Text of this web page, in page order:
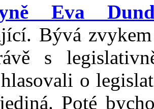
Eva
Bývá
s
o
Poté